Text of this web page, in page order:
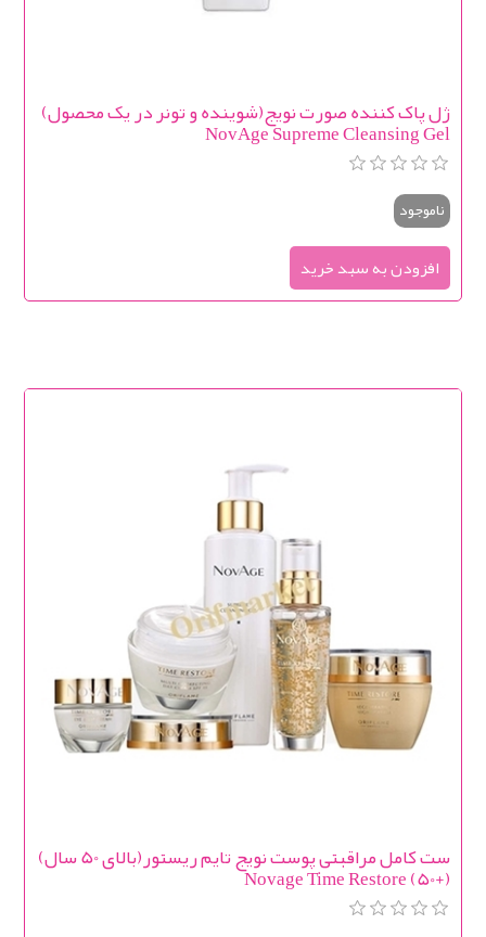
ژل پاک کننده صورت نویج(شوینده و تونر در یک محصول)
NovAge Supreme Cleansing Gel
ناموجود
ست کامل مراقبتی پوست نویج تایم ریستور(بالای 50 سال)
(+50) Novage Time Restore